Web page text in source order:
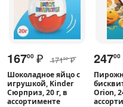
16700 ₽ 17150 ₽
Шоколадное яйцо с
игрушкой, Kinder
Сюрприз, 20 г, в
ассортименте
24700
Orion,